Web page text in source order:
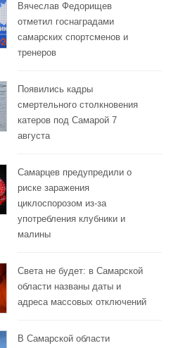
Вячеслав Федорищев
отметил госнаградами
самарских спортсменов и
тренеров
Появились кадры
смертельного столкновения
катеров под Самарой 7
августа
Самарцев предупредили о
риске заражения
циклоспорозом из‑за
употребления клубники и
малины
Света не будет: в Самарской
области названы даты и
адреса массовых отключений
В Самарской области